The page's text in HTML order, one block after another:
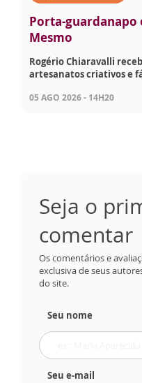
Porta-guardanapo
Mesmo
Rogério Chiaravalli
artesanatos criativos e
05 AGO 2026 - 14H20
Seja o
comentar
Os comentários e
exclusiva de seus
do site.
Seu nome
Seu e-mail